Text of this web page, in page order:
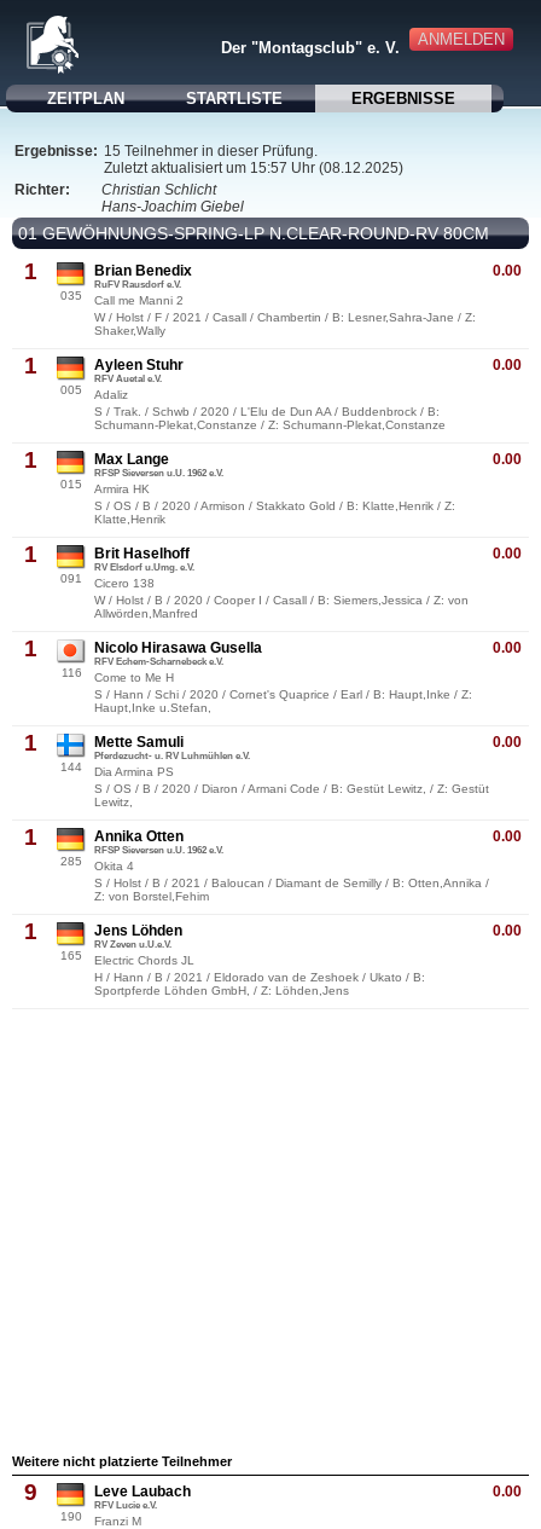
ANMELDEN
Der "Montagsclub" e. V.
ZEITPLAN STARTLISTE ERGEBNISSE
Ergebnisse: 15 Teilnehmer in dieser Prüfung.
Zuletzt aktualisiert um 15:57 Uhr (08.12.2025)
Richter:
Christian Schlicht
Hans-Joachim Giebel
01 GEWÖHNUNGS-SPRING-LP N.CLEAR-ROUND-RV 80CM
1
035
0.00
Brian Benedix
RuFV Rausdorf e.V.
Call me Manni 2
W / Holst / F / 2021 / Casall / Chambertin / B: Lesner,Sahra-Jane / Z:
Shaker,Wally
1
005
0.00
Ayleen Stuhr
RFV Auetal e.V.
Adaliz
S / Trak. / Schwb / 2020 / L'Elu de Dun AA / Buddenbrock / B:
Schumann-Plekat,Constanze / Z: Schumann-Plekat,Constanze
1
015
0.00
Max Lange
RFSP Sieversen u.U. 1962 e.V.
Armira HK
S / OS / B / 2020 / Armison / Stakkato Gold / B: Klatte,Henrik / Z:
Klatte,Henrik
1
091
0.00
Brit Haselhoff
RV Elsdorf u.Umg. e.V.
Cicero 138
W / Holst / B / 2020 / Cooper I / Casall / B: Siemers,Jessica / Z: von
Allwörden,Manfred
1
116
0.00
Nicolo Hirasawa Gusella
RFV Echem-Scharnebeck e.V.
Come to Me H
S / Hann / Schi / 2020 / Cornet's Quaprice / Earl / B: Haupt,Inke / Z:
Haupt,Inke u.Stefan,
1
144
0.00
Mette Samuli
Pferdezucht- u. RV Luhmühlen e.V.
Dia Armina PS
S / OS / B / 2020 / Diaron / Armani Code / B: Gestüt Lewitz, / Z: Gestüt
Lewitz,
1
285
0.00
Annika Otten
RFSP Sieversen u.U. 1962 e.V.
Okita 4
S / Holst / B / 2021 / Baloucan / Diamant de Semilly / B: Otten,Annika /
Z: von Borstel,Fehim
1
165
0.00
Jens Löhden
RV Zeven u.U.e.V.
Electric Chords JL
H / Hann / B / 2021 / Eldorado van de Zeshoek / Ukato / B:
Sportpferde Löhden GmbH, / Z: Löhden,Jens
Weitere nicht platzierte Teilnehmer
9
190
0.00
Leve Laubach
RFV Lucie e.V.
Franzi M